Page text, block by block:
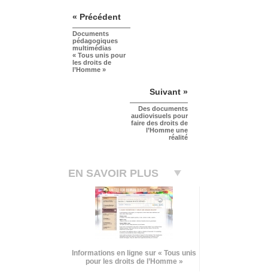
« Précédent
Documents
pédagogiques
multimédias
« Tous unis pour
les droits de
l’Homme »
Suivant »
Des documents
audiovisuels pour
faire des droits de
l’Homme une
réalité
EN SAVOIR PLUS
Informations en ligne sur « Tous unis
pour les droits de l’Homme »